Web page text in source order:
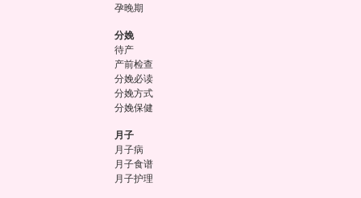
孕晚期
分娩
待产
产前检查
分娩必读
分娩方式
分娩保健
月子
月子病
月子食谱
月子护理